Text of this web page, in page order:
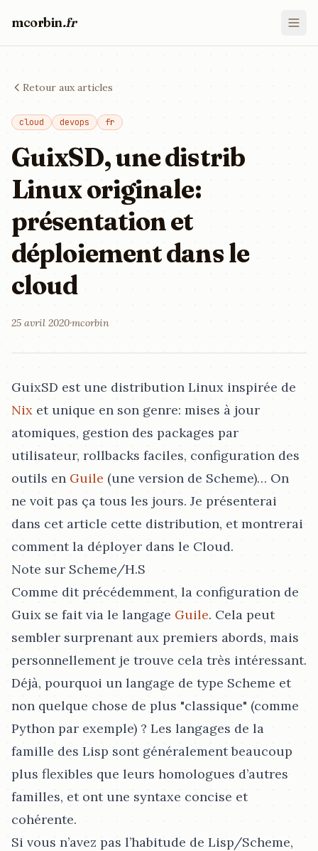
mcorbin.fr
Retour aux articles
cloud devops fr
GuixSD, une distrib
Linux originale:
présentation et
déploiement dans le
cloud
25 avril 2020·mcorbin
GuixSD est une distribution Linux inspirée de
Nix et unique en son genre: mises à jour
atomiques, gestion des packages par
utilisateur, rollbacks faciles, configuration des
outils en Guile (une version de Scheme)…​ On
ne voit pas ça tous les jours. Je présenterai
dans cet article cette distribution, et montrerai
comment la déployer dans le Cloud.
Note sur Scheme/H.S
Comme dit précédemment, la configuration de
Guix se fait via le langage Guile. Cela peut
sembler surprenant aux premiers abords, mais
personnellement je trouve cela très intéressant.
Déjà, pourquoi un langage de type Scheme et
non quelque chose de plus "classique" (comme
Python par exemple) ? Les langages de la
famille des Lisp sont généralement beaucoup
plus flexibles que leurs homologues d’autres
familles, et ont une syntaxe concise et
cohérente.
Si vous n’avez pas l’habitude de Lisp/Scheme,